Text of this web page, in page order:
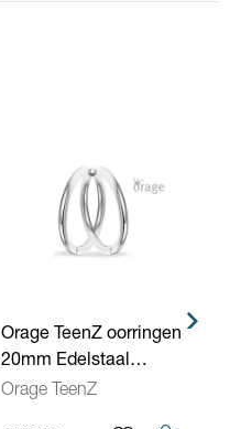
Orage TeenZ oorringen
20mm Edelstaal
O/5120
Orage TeenZ